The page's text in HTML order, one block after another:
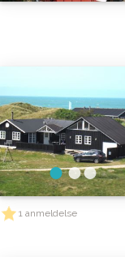
1 anmeldelse